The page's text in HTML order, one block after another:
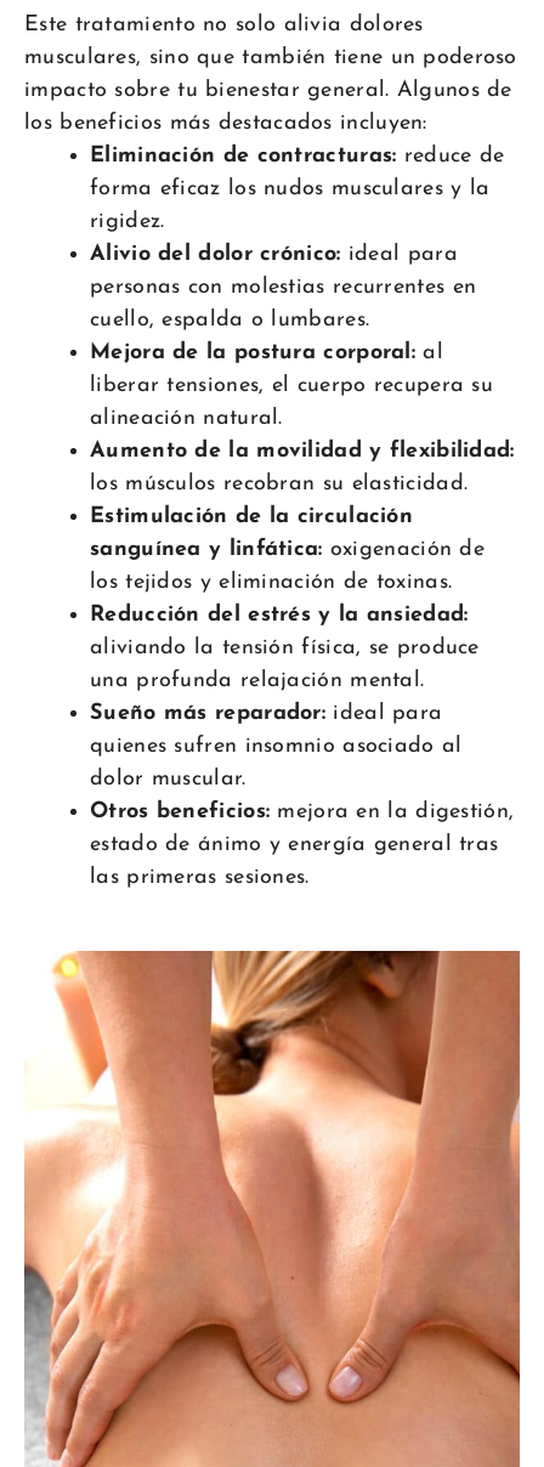
Este tratamiento no solo alivia dolores
musculares, sino que también tiene un poderoso
impacto sobre tu bienestar general. Algunos de
los beneficios más destacados incluyen:
Eliminación de contracturas: reduce de
forma eficaz los nudos musculares y la
rigidez.
Alivio del dolor crónico: ideal para
personas con molestias recurrentes en
cuello, espalda o lumbares.
Mejora de la postura corporal: al
liberar tensiones, el cuerpo recupera su
alineación natural.
Aumento de la movilidad y flexibilidad:
los músculos recobran su elasticidad.
Estimulación de la circulación
sanguínea y linfática: oxigenación de
los tejidos y eliminación de toxinas.
Reducción del estrés y la ansiedad:
aliviando la tensión física, se produce
una profunda relajación mental.
Sueño más reparador: ideal para
quienes sufren insomnio asociado al
dolor muscular.
Otros beneficios: mejora en la digestión,
estado de ánimo y energía general tras
las primeras sesiones.